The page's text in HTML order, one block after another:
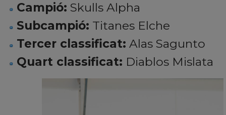
Campió: Skulls Alpha
Subcampió: Titanes Elche
Tercer classificat: Alas Sagunto
Quart classificat: Diablos Mislata